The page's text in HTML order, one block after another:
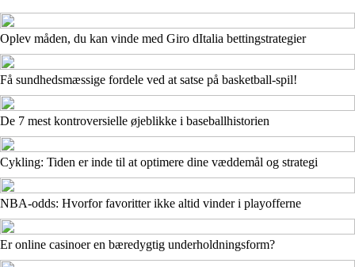
Oplev måden, du kan vinde med Giro dItalia bettingstrategier
Få sundhedsmæssige fordele ved at satse på basketball-spil!
De 7 mest kontroversielle øjeblikke i baseballhistorien
Cykling: Tiden er inde til at optimere dine væddemål og strategi
NBA-odds: Hvorfor favoritter ikke altid vinder i playofferne
Er online casinoer en bæredygtig underholdningsform?